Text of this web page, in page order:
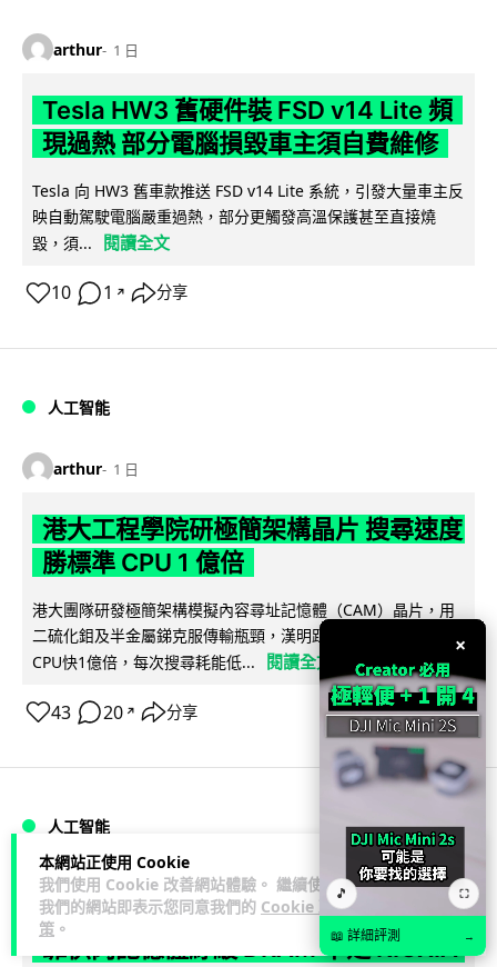
本網站正使用 Cookie
我們使用 Cookie 改善網站體驗。 繼續使用
我們的網站即表示您同意我們的 Cookie 政
策 。
arthur 1 日
Tesla HW3 舊硬件裝 FSD v14 Lite 頻
現過熱 部分電腦損毀車主須自費維修
Tesla 向 HW3 舊車款推送 FSD v14 Lite 系統，引發大量車主反
映自動駕駛電腦嚴重過熱，部分更觸發高溫保護甚至直接燒
毀，須...
閱讀全文
10 1 ↗ 分享
人工智能
arthur 1 日
港大工程學院研極簡架構晶片 搜尋速度
勝標準 CPU 1 億倍
港大團隊研發極簡架構模擬內容尋址記憶體（CAM）晶片，用
二硫化鉬及半金屬銻克服傳輸瓶頸，漢明距離計算速度比標準
CPU快1億倍，每次搜尋耗能低...
閱讀全文
43 20 ↗ 分享
人工智能
Lawton 1 日
靠快閃記憶體紓緩 DRAM 不足 KIOXIA
×
🎵 ⛶
📖 詳細評測 →